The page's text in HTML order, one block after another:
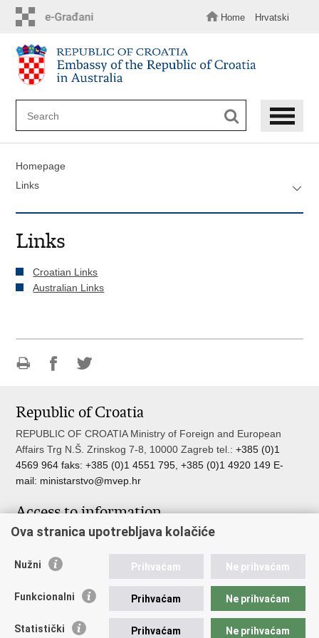
content
Home Hrvatski
Homepage
Links
Links
Croatian Links
Australian Links
page
FacebookTwitteru
Republic of Croatia
REPUBLIC OF CROATIA Ministry of Foreign and European
Affairs Trg N.Š. Zrinskog 7-8, 10000 Zagreb tel.:+385 (0)1
4569 964 faks: +385 (0)1 4551 795, +385 (0)1 4920 149 E-
mail: ministarstvo@mvep.hr
Access to information
Pristup informacijama
Nepravilnosti
Javna nabava u MVEP-u
Ova stranica upotrebljava kolačiće
Nužni Prihvaćam Ne prihvaćam
Funkcionalni Prihvaćam Ne prihvaćam
Statistički Prihvaćam Ne prihvaćam